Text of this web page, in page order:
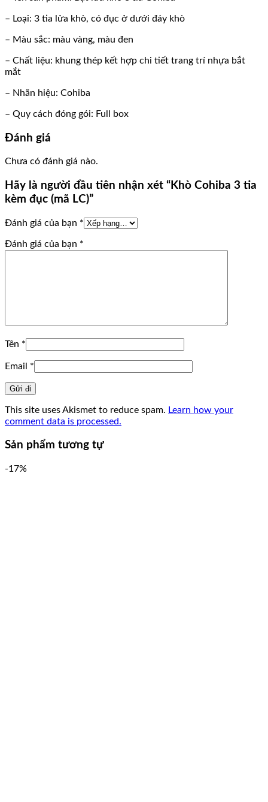
– Loại: 3 tia lửa khò, có đục ở dưới đáy khò
– Màu sắc: màu vàng, màu đen
– Chất liệu: khung thép kết hợp chi tiết trang trí nhựa bắt
mắt
– Nhãn hiệu: Cohiba
– Quy cách đóng gói: Full box
Đánh giá
Chưa có đánh giá nào.
Hãy là người đầu tiên nhận xét “Khò Cohiba 3 tia
kèm đục (mã LC)”
Đánh giá của bạn *
Đánh giá của bạn *
Tên *
Email *
This site uses Akismet to reduce spam. Learn how your
comment data is processed.
Sản phẩm tương tự
-17%